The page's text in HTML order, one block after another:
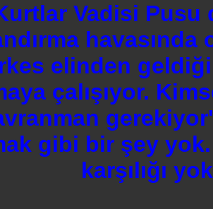
Vadisi Pusu
havasında
elinden
çalışıyor.
gibi bir şey yok.
karşılığı